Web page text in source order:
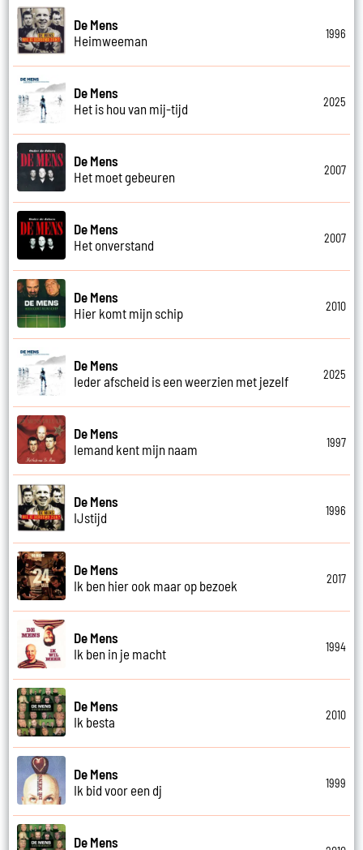
De Mens
Heimweeman
1996
De Mens
Het is hou van mij-tijd
2025
De Mens
Het moet gebeuren
2007
De Mens
Het onverstand
2007
De Mens
Hier komt mijn schip
2010
De Mens
Ieder afscheid is een weerzien met jezelf
2025
De Mens
Iemand kent mijn naam
1997
De Mens
IJstijd
1996
De Mens
Ik ben hier ook maar op bezoek
2017
De Mens
Ik ben in je macht
1994
De Mens
Ik besta
2010
De Mens
Ik bid voor een dj
1999
De Mens